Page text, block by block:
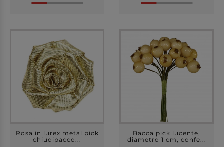
Rosa in lurex metal pick
chiudipacco...
Bacca pick lucente,
diametro 1 cm, confe...